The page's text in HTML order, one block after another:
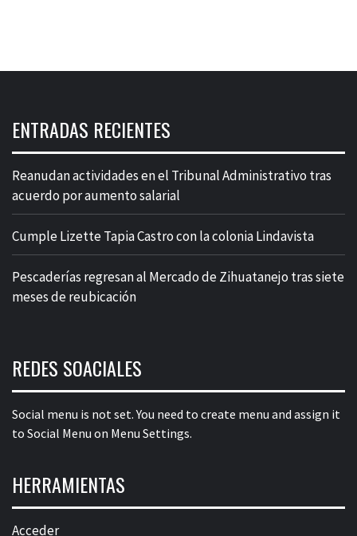
ENTRADAS RECIENTES
Reanudan actividades en el Tribunal Administrativo tras
acuerdo por aumento salarial
Cumple Lizette Tapia Castro con la colonia Lindavista
Pescaderías regresan al Mercado de Zihuatanejo tras siete
meses de reubicación
REDES SOACIALES
Social menu is not set. You need to create menu and assign it
to Social Menu on Menu Settings.
HERRAMIENTAS
Acceder